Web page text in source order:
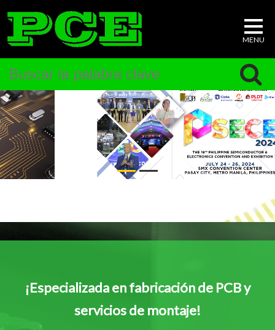
¡Especializada en fabricación de PCB y
servicios de montaje!